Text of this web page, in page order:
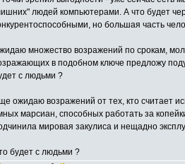
людей компьютерами. А что будет
но большая часть
множество возражений по срокам, мол
в подобном ключе предложу
с людьми ?
ожидаю возражений от тех, кто считает
марсиан, способных работать за
мировая закулиса и нещадно
будет с людьми ?